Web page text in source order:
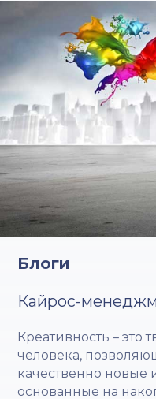
Блоги
Кайрос-
Креативность – это
человека,
качественно
основанные на